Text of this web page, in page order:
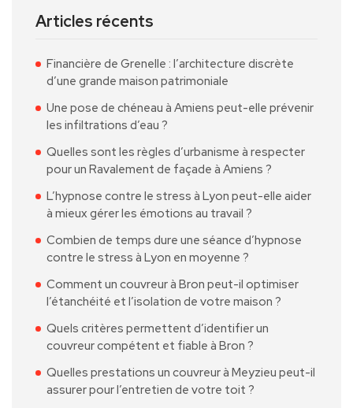
Articles récents
Financière de Grenelle : l’architecture discrète
d’une grande maison patrimoniale
Une pose de chéneau à Amiens peut-elle prévenir
les infiltrations d’eau ?
Quelles sont les règles d’urbanisme à respecter
pour un Ravalement de façade à Amiens ?
L’hypnose contre le stress à Lyon peut-elle aider
à mieux gérer les émotions au travail ?
Combien de temps dure une séance d’hypnose
contre le stress à Lyon en moyenne ?
Comment un couvreur à Bron peut-il optimiser
l’étanchéité et l’isolation de votre maison ?
Quels critères permettent d’identifier un
couvreur compétent et fiable à Bron ?
Quelles prestations un couvreur à Meyzieu peut-il
assurer pour l’entretien de votre toit ?